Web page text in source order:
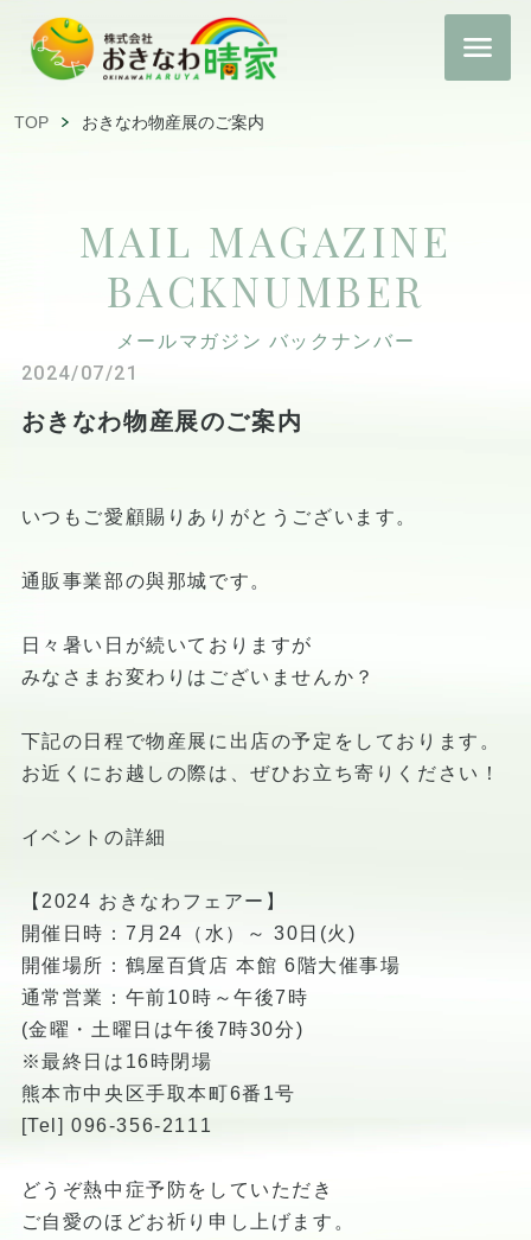
TOP おきなわ物産展のご案内
MAIL MAGAZINE
BACKNUMBER
メールマガジン バックナンバー
2024/07/21
おきなわ物産展のご案内
いつもご愛顧賜りありがとうございます。
通販事業部の與那城です。
日々暑い日が続いておりますが
みなさまお変わりはございませんか？
下記の日程で物産展に出店の予定をしております。
お近くにお越しの際は、ぜひお立ち寄りください！
イベントの詳細
【2024 おきなわフェアー】
開催日時：7月24（水）～ 30日(火)
開催場所：鶴屋百貨店 本館 6階大催事場
通常営業：午前10時～午後7時
(金曜・土曜日は午後7時30分)
※最終日は16時閉場
熊本市中央区手取本町6番1号
[Tel] 096-356-2111
どうぞ熱中症予防をしていただき
ご自愛のほどお祈り申し上げます。